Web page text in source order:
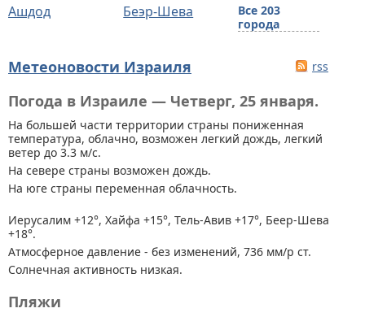
Ашдод
Беэр-Шева
Все 203
города
Метеоновости Израиля rss
Погода в Израиле — Четверг, 25 января.
На большей части территории страны пониженная
температура, облачно, возможен легкий дождь, легкий
ветер до 3.3 м/с.
На севере страны возможен дождь.
На юге страны переменная облачность.
Иерусалим +12°, Хайфа +15°, Тель-Авив +17°, Беер-Шева
+18°.
Атмосферное давление - без изменений, 736 мм/р ст.
Солнечная активность низкая.
Пляжи